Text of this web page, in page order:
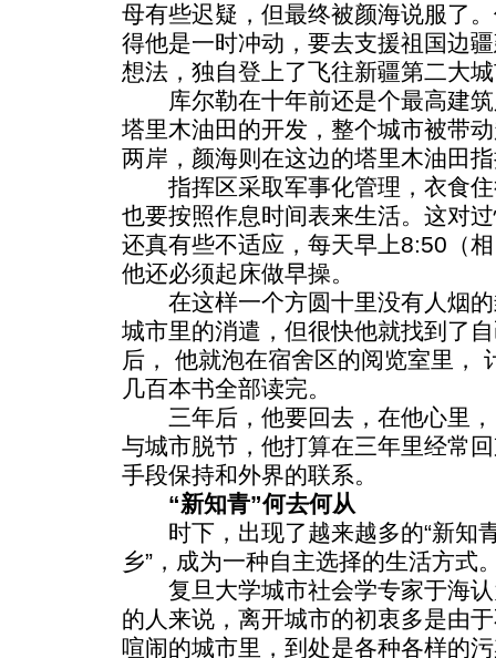
母有些迟疑，但最终被颜海说服了
得他是一时冲动，要去支援祖国边
想法，独自登上了飞往新疆第二大
库尔勒在十年前还是个最高建筑
塔里木油田的开发，整个城市被带
两岸，颜海则在这边的塔里木油田
指挥区采取军事化管理，衣食住
也要按照作息时间表来生活。这对
还真有些不适应，每天早上8:50（
他还必须起床做早操。
在这样一个方圆十里没有人烟的
城市里的消遣，但很快他就找到了
后， 他就泡在宿舍区的阅览室里，
几百本书全部读完。
三年后，他要回去，在他心里，
与城市脱节，他打算在三年里经常
手段保持和外界的联系。
“新知青”何去何从
时下，出现了越来越多的“新知青
乡”，成为一种自主选择的生活方式
复旦大学城市社会学专家于海认
的人来说，离开城市的初衷多是由
喧闹的城市里，到处是各种各样的